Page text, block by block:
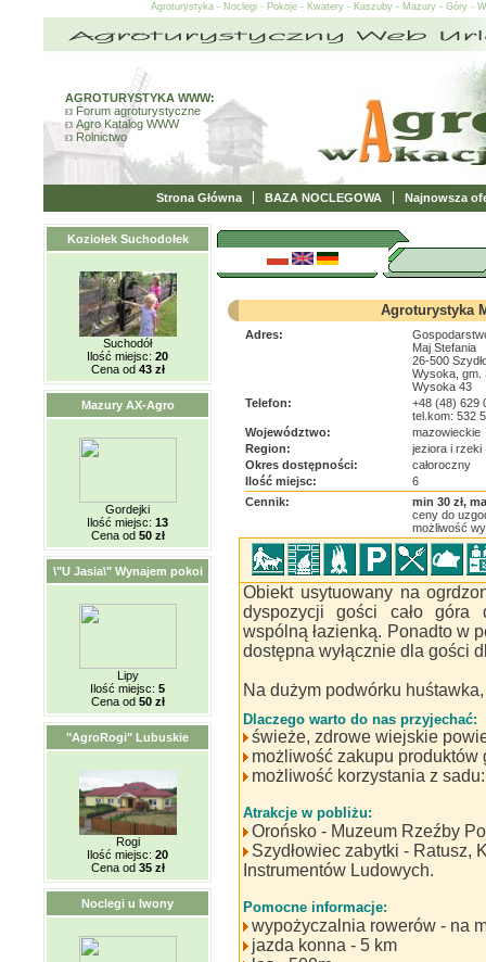
Agroturystyka - Noclegi - Pokoje - Kwatery - Kaszuby - Mazury - Góry -
AGROTURYSTYKA WWW:
Forum agroturystyczne
Agro Katalog WWW
Rolnictwo
Strona Główna BAZA NOCLEGOWA Najnowsza
Koziołek Suchodołek
Suchodół
Ilość miejsc: 20
Cena od 43 zł
Mazury AX-Agro
Gordejki
Ilość miejsc: 13
Cena od 50 zł
\"U Jasia\" Wynajem pokoi
Lipy
Ilość miejsc: 5
Cena od 50 zł
"AgroRogi" Lubuskie
Rogi
Ilość miejsc: 20
Cena od 35 zł
Noclegi u Iwony
Agroturystyka
Adres:
Maj Stefania
26-500
Wysoka, gm.
Wysoka 43
Telefon:
+48 (48) 629
tel.kom: 532
Województwo:
mazowieckie
Region:
jeziora i rzeki
Okres dostępności:
całoroczny
Ilość miejsc:
6
Cennik:
min 30 zł,
ceny do
możliwość
Obiekt usytuowany na
dyspozycji gości cało góra
wspólną łazienką. Ponadto w
dostępna wyłącznie dla gości
Na dużym podwórku
Dlaczego warto do nas przyjechać:
świeże, zdrowe wiejskie
możliwość zakupu produktów
możliwość korzystania z
Atrakcje w pobliżu:
Orońsko - Muzeum Rzeźby
Szydłowiec zabytki - Ratusz,
Instrumentów Ludowych.
Pomocne informacje:
wypożyczalnia rowerów - na
jazda konna - 5 km